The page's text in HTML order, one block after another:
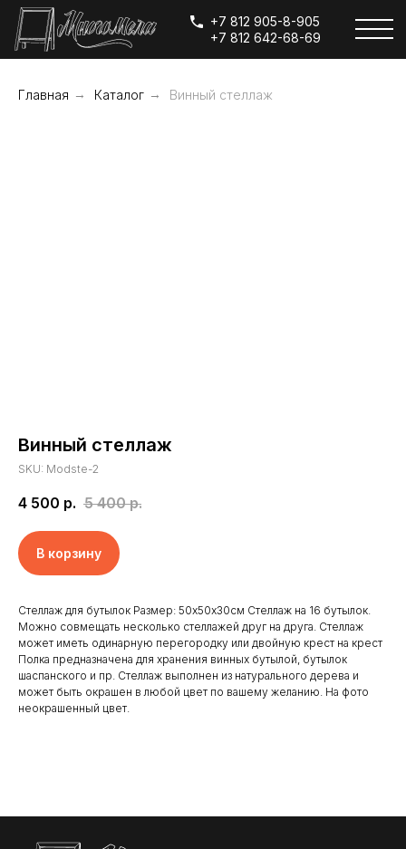
+7 812 905-8-905
+7 812 642-68-69
Главная → Каталог → Винный стеллаж
Винный стеллаж
SKU: Modste-2
4 500 р. 5 400 р.
В корзину
Стеллаж для бутылок Размер: 50х50х30см Стеллаж на 16 бутылок.
Можно совмещать несколько стеллажей друг на друга. Стеллаж
может иметь одинарную перегородку или двойную крест на крест
Полка предназначена для хранения винных бутылой, бутылок
шаспанского и пр. Стеллаж выполнен из натурального дерева и
может быть окрашен в любой цвет по вашему желанию. На фото
неокрашенный цвет.
Новости
Отзывы
Клиенты
Доставка и оплата